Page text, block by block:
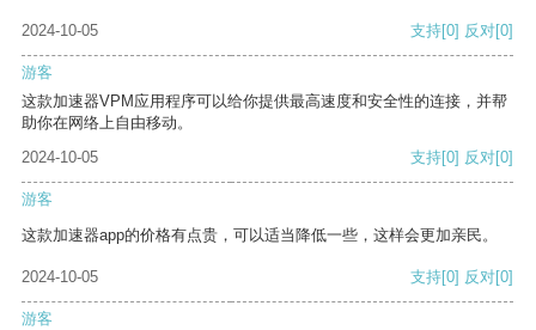
2024-10-05 支持[0] 反对[0]
游客
这款加速器VPM应用程序可以给你提供最高速度和安全性的连接，并帮
助你在网络上自由移动。
2024-10-05
支持[0] 反对[0]
游客
这款加速器app的价格有点贵，可以适当降低一些，这样会更加亲民。
2024-10-05 支持[0] 反对[0]
游客